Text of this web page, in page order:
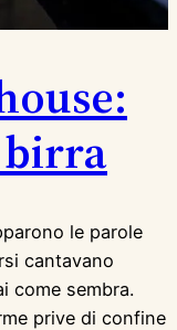
le parole
cantavano
come sembra.
prive di confine